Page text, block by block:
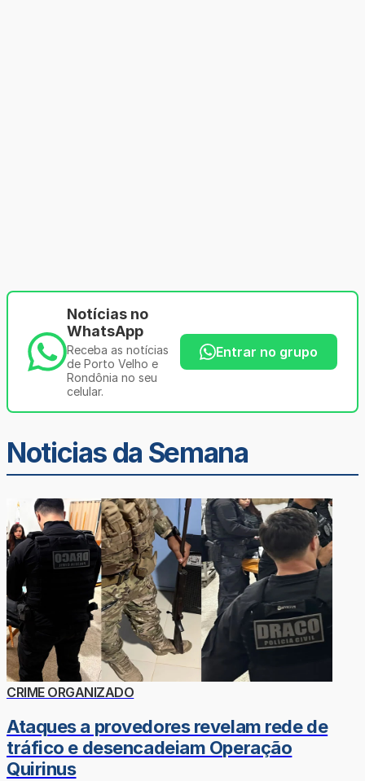
Notícias no
WhatsApp
Receba as notícias
de Porto Velho e
Rondônia no seu
celular.
Entrar no grupo
Noticias da Semana
CRIME ORGANIZADO
Ataques a provedores revelam rede de
tráfico e desencadeiam Operação
Quirinus